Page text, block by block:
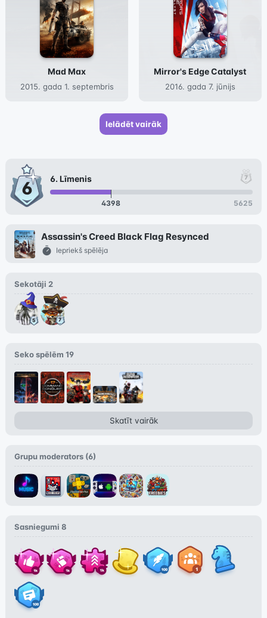
Mad Max
2015. gada 1. septembris
Mirror's Edge Catalyst
2016. gada 7. jūnijs
Ielādēt vairāk
6. Līmenis
5625
4398
Assassin's Creed Black Flag Resynced
Iepriekš spēlēja
Sekotāji 2
Seko spēlēm 19
Skatīt vairāk
Grupu moderators (6)
Sasniegumi 8